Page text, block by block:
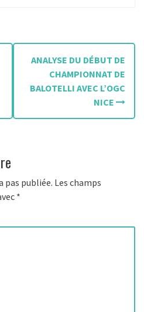
ANALYSE DU DÉBUT DE
CHAMPIONNAT DE
BALOTELLI AVEC L’OGC
NICE
pas publiée. Les champs
*